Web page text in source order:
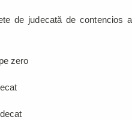
de judecată de contencios
zero